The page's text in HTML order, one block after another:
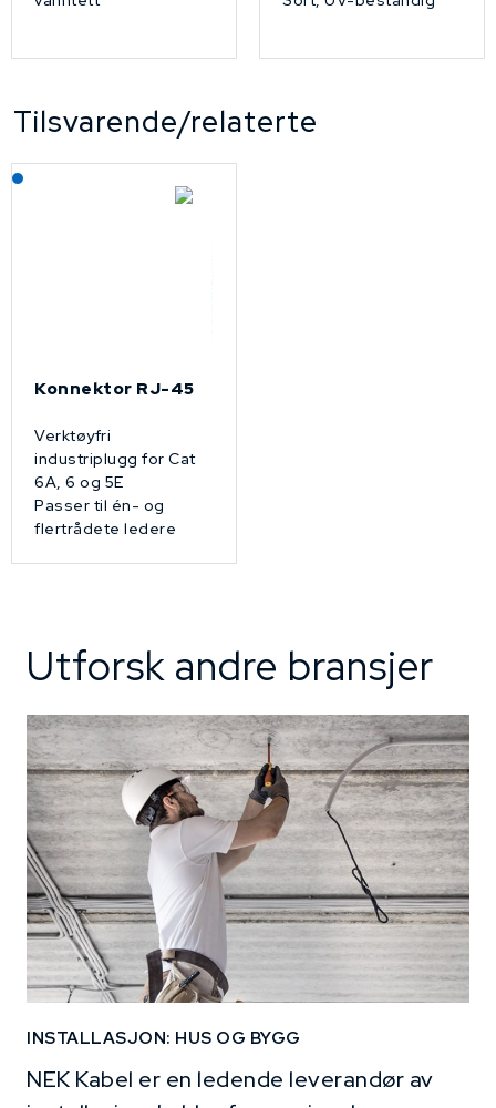
Tilsvarende/relaterte
Konnektor RJ-45
Verktøyfri
industriplugg for Cat
6A, 6 og 5E
Passer til én- og
flertrådete ledere
Utforsk andre bransjer
INSTALLASJON: HUS OG BYGG
NEK Kabel er en ledende leverandør av